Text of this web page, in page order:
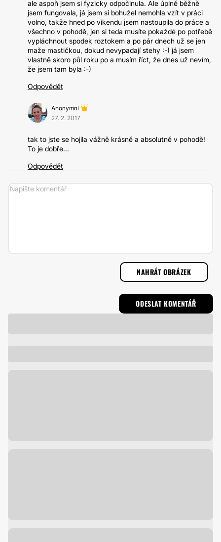
ale aspoň jsem si fyzicky odpočinula. Ale úplně běžně
jsem fungovala, já jsem si bohužel nemohla vzít v práci
volno, takže hned po víkendu jsem nastoupila do práce a
všechno v pohodě, jen si teda musíte pokaždé po potřebě
vypláchnout spodek roztokem a po pár dnech už se jen
maže mastičkou, dokud nevypadají stehy :-) já jsem
vlastně skoro půl roku po a musím říct, že dnes už nevím,
že jsem tam byla :-)
Odpovědět
Anonymní
27. 2. 2017
tak to jste se hojila vážně krásně a absolutně v pohodě!
To je dobře...
Odpovědět
NAHRÁT OBRÁZEK